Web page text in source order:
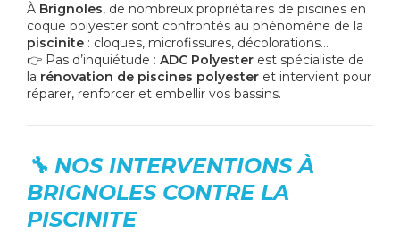
À Brignoles, de nombreux propriétaires de piscines en
coque polyester sont confrontés au phénomène de la
piscinite : cloques, microfissures, décolorations…
👉 Pas d’inquiétude : ADC Polyester est spécialiste de
la rénovation de piscines polyester et intervient pour
réparer, renforcer et embellir vos bassins.
🔧 NOS INTERVENTIONS À
BRIGNOLES CONTRE LA
PISCINITE